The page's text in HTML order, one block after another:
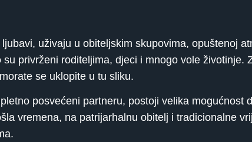
uživaju u obiteljskim skupovima, opuštenoj
privrženi roditeljima, djeci i mnogo vole
se uklopite u tu sliku.
posvećeni partneru, postoji velika
vremena, na patrijarhalnu obitelj i tradicionalne